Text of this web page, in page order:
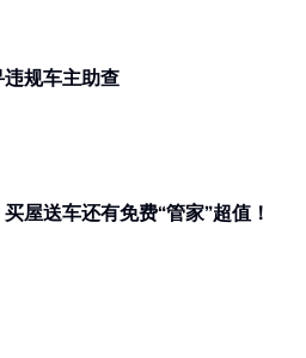
雪州警方寻违规车主助查
屋送车还有免费“管家”超值！